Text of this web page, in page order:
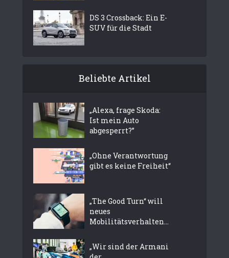
DS 3 Crossback: Ein E-
SUV für die Stadt
Beliebte Artikel
„Alexa, frage Skoda:
Ist mein Auto
abgesperrt?”
„Ohne Verantwortung
gibt es keine Freiheit“
„The Good Turn“ will
neues
Mobilitätsverhalten...
„Wir sind der Armani